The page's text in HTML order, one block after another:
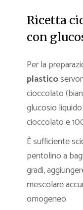
Ricetta
con
Per la
plastico
cioccolato
glucosio
cioccolato e
È sufficiente
pentolino a
gradi,
mescolare
omogeneo.